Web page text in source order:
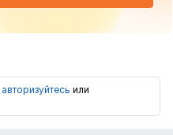
авторизуйтесь или